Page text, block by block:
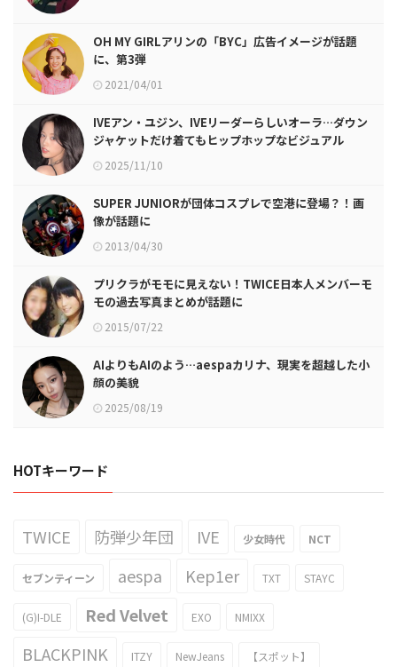
OH MY GIRLアリンの「BYC」広告イメージが話題
に、第3弾
2021/04/01
IVEアン・ユジン、IVEリーダーらしいオーラ…ダウン
ジャケットだけ着てもヒップホップなビジュアル
2025/11/10
SUPER JUNIORが団体コスプレで空港に登場？！画
像が話題に
2013/04/30
プリクラがモモに見えない！TWICE日本人メンバーモ
モの過去写真まとめが話題に
2015/07/22
AIよりもAIのよう…aespaカリナ、現実を超越した小
顔の美貌
2025/08/19
HOTキーワード
TWICE 防弾少年団 IVE 少女時代 NCT
セブンティーン aespa Kep1er TXT STAYC
(G)I-DLE Red Velvet EXO NMIXX
BLACKPINK ITZY NewJeans 【スポット】